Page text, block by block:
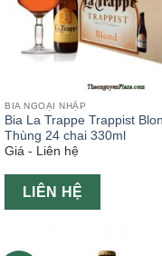
BIA NGOẠI NHẬP
Bia La Trappe Trappist
Thùng 24 chai 330ml
Giá - Liên hệ
LIÊN HỆ